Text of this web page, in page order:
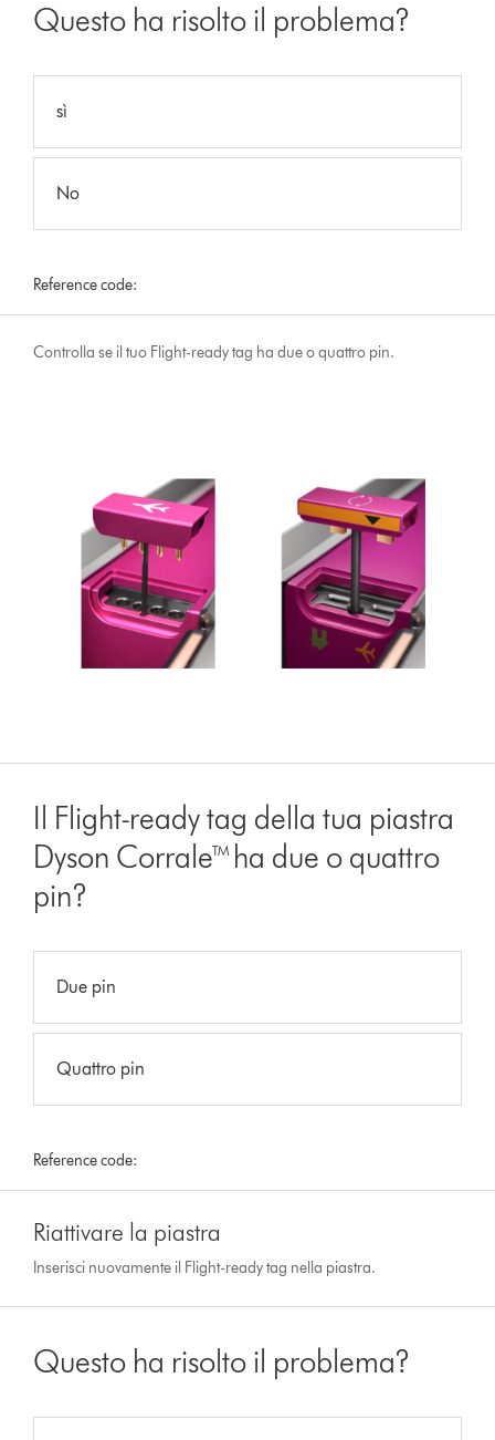
Questo ha risolto il problema?
sì
No
Reference code:
Controlla se il tuo Flight-ready tag ha due o quattro pin.
Il Flight-ready tag della tua piastra
Dyson Corrale™ ha due o quattro
pin?
Due pin
Quattro pin
Reference code:
Riattivare la piastra
Inserisci nuovamente il Flight-ready tag nella piastra.
Questo ha risolto il problema?